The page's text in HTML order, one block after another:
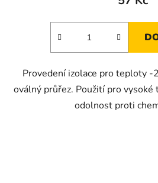
Provedení izolace pro teploty -
oválný průřez. Použití pro vysoké
odolnost proti